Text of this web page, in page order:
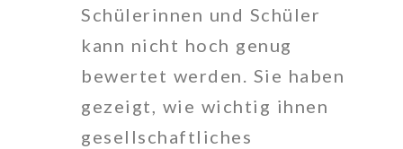
Schülerinnen und Schüler
kann nicht hoch genug
bewertet werden. Sie haben
gezeigt, wie wichtig ihnen
gesellschaftliches